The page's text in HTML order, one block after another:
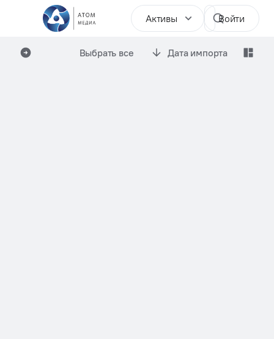
Активы Войти
Выбрать все Дата импорта